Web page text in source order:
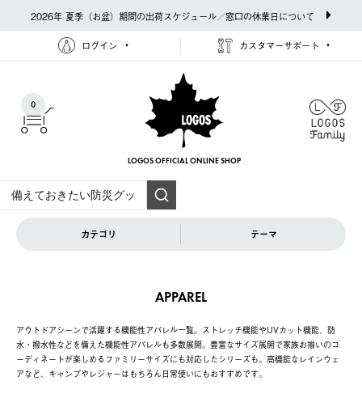
2026年 夏季（お盆）期間の出荷スケジュール／窓口の休業日について
ログイン カスタマーサポート
0
LOGOS OFFICIAL ONLINE SHOP
カテゴリ テーマ
APPAREL
アウトドアシーンで活躍する機能性アパレル一覧。ストレッチ機能やUVカット機能、防
水・撥水性などを備えた機能性アパレルも多数展開。豊富なサイズ展開で家族お揃いのコ
ーディネートが楽しめるファミリーサイズにも対応したシリーズも。高機能なレインウェ
アなど、キャンプやレジャーはもちろん日常使いにもおすすめです。